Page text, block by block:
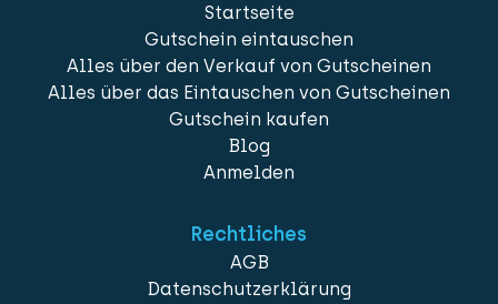
Startseite
Gutschein eintauschen
Alles über den Verkauf von Gutscheinen
Alles über das Eintauschen von Gutscheinen
Gutschein kaufen
Blog
Anmelden
Rechtliches
AGB
Datenschutzerklärung